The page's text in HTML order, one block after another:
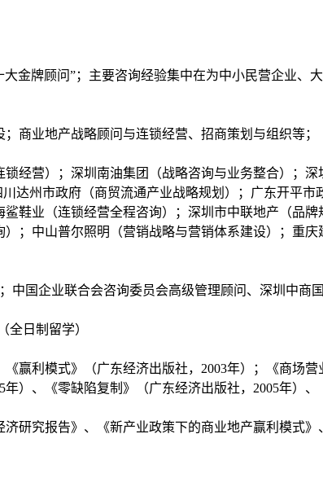
牌顾问”；主要咨询经验集中在为中小民营企业、
业地产战略顾问与连锁经营、招商策划与组织等；
营）；深圳南油集团（战略咨询与业务整合）；深
达州市政府（商贸流通产业战略规划）；广东开平
鞋业（连锁经营全程咨询）；深圳市中联地产（品
；中山普尔照明（营销战略与营销体系建设）；重
国企业联合会咨询委员会高级管理顾问、深圳中商国
日制留学）
利模式》（广东经济出版社，2003年）；《商场
）、《零缺陷复制》（广东经济出版社，2005年）、
究报告》、《新产业政策下的商业地产赢利模式》